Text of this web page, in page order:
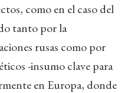
como en el caso del
tanto por la
rusas como por
-insumo clave para
en Europa, donde